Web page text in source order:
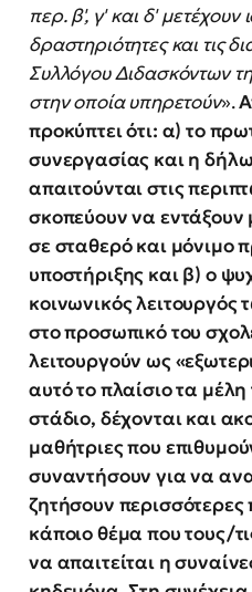
περ. β', γ' και δ' μετέχουν
δραστηριότητες και τις
ΣυλλόγουΔιδασκόντων
στην οποία υπηρετούν».
προκύπτει ότι: α) το
συνεργασίας και η
απαιτούνται στις
σκοπεύουν να
σε σταθερό και μόνιμο
υποστήριξης και β) ο
κοινωνικός
στο προσωπικό του
λειτουργούν ως
αυτό το πλαίσιο τα
στάδιο, δέχονται και
μαθήτριες που
συναντήσουν για να
ζητήσουν περισσότερες
κάποιο θέμα που τους/
να απαιτείται η